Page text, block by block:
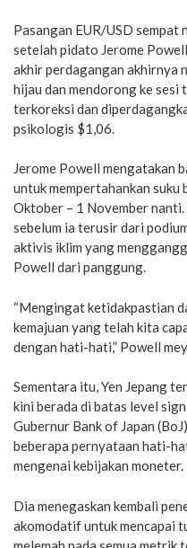
Pasangan EUR/USD sempat
setelah pidato Jerome
akhir perdagangan akhirnya
hijau dan mendorong ke
terkoreksi dan
psikologis $1,06.
Jerome Powell mengatakan
untuk mempertahankan suku
Oktober – 1 November
sebelum ia terusir dari
aktivis iklim yang
Powell dari panggung.
“Mengingat ketidakpastian
kemajuan yang telah kita
dengan hati-hati,” Powell
Sementara itu, Yen Jepang
kini berada di batas level
Gubernur Bank of Japan
beberapa pernyataan hati-
mengenai kebijakan moneter.
Dia menegaskan kembali
akomodatif untuk mencapai